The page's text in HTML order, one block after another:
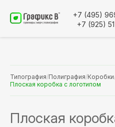
+7 (495)
+7 (925)
Типография/Полиграфия/Коробки
Плоская коробка с логотипом
Плоская